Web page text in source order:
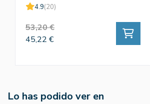
4.9(20)
53,20 €
45,22 €
Lo has podido ver en